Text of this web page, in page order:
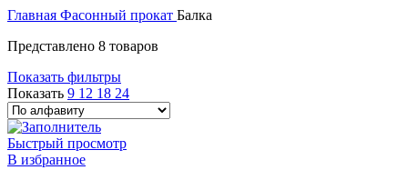
Главная Фасонный прокат Балка
Представлено 8 товаров
Показать фильтры
Показать 9 12 18 24
Быстрый просмотр
В избранное